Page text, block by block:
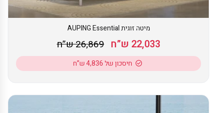
מיטה זוגית AUPING Essential
22,033 ש”ח 26,869 ש”ח
חיסכון של 4,836 ש”ח